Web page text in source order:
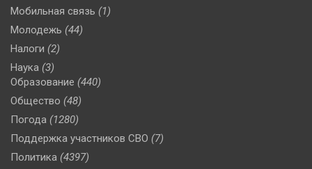
Мобильная связь (1)
Молодежь (44)
Налоги (2)
Наука (3)
Образование (440)
Общество (48)
Погода (1280)
Поддержка участников СВО (7)
Политика (4397)